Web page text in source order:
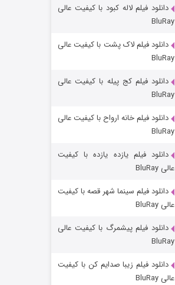
شوگر فصل ۲
خاندان اژدها فصل ۳
دانلود فیلم لاله کبود با کیفیت عالی
BluRay
دانلود فیلم لاک پشت با کیفیت عالی
BluRay
دانلود فیلم کج‌ پیله با کیفیت عالی
BluRay
دانلود فیلم خانه ارواح با کیفیت عالی
BluRay
دانلود فیلم یازده یازده با کیفیت
عالی BluRay
دانلود فیلم سینما شهر قصه با کیفیت
عالی BluRay
دانلود فیلم پیشمرگ با کیفیت عالی
BluRay
دانلود فیلم زیبا صدایم کن با کیفیت
عالی BluRay